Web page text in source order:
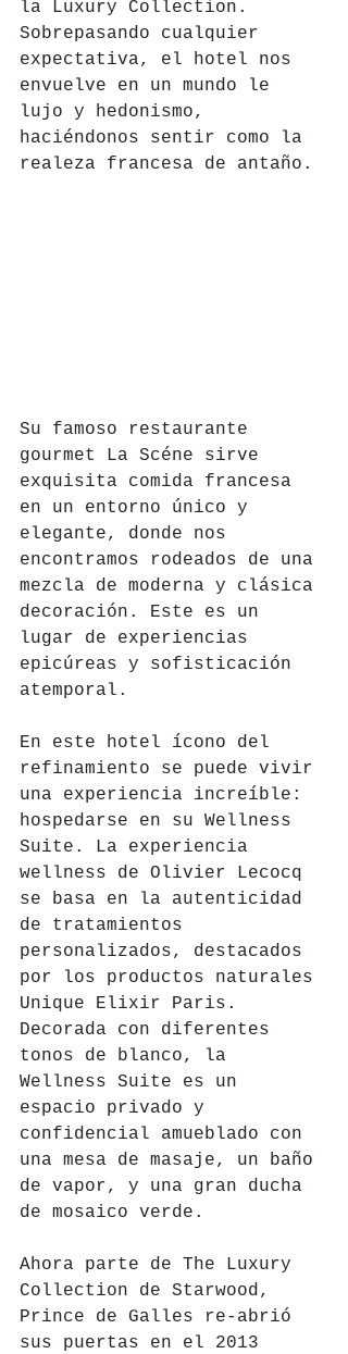
la Luxury Collection.
Sobrepasando cualquier
expectativa, el hotel nos
envuelve en un mundo le
lujo y hedonismo,
haciéndonos sentir como la
realeza francesa de antaño.
Su famoso restaurante
gourmet La Scéne sirve
exquisita comida francesa
en un entorno único y
elegante, donde nos
encontramos rodeados de una
mezcla de moderna y clásica
decoración. Este es un
lugar de experiencias
epicúreas y sofisticación
atemporal.
En este hotel ícono del
refinamiento se puede vivir
una experiencia increíble:
hospedarse en su Wellness
Suite. La experiencia
wellness de Olivier Lecocq
se basa en la autenticidad
de tratamientos
personalizados, destacados
por los productos naturales
Unique Elixir Paris.
Decorada con diferentes
tonos de blanco, la
Wellness Suite es un
espacio privado y
confidencial amueblado con
una mesa de masaje, un baño
de vapor, y una gran ducha
de mosaico verde.
Ahora parte de The Luxury
Collection de Starwood,
Prince de Galles re-abrió
sus puertas en el 2013